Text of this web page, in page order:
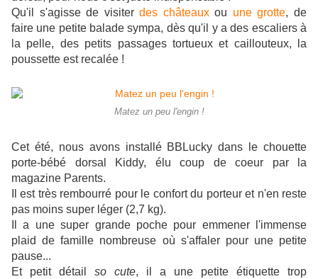
Qu'il s'agisse de visiterdes châteauxou une grotte, de
faire une petite balade sympa, dès qu'il y a des escaliers à
la pelle, des petits passages tortueux et caillouteux, la
poussette est recalée !
Matez un peu l'engin !
Cet été, nous avons installé BBLucky dans le chouette
porte-bébé dorsal Kiddy, élu coup de coeur par la
magazine Parents.
Il est très rembourré pour le confort du porteur et n'en reste
pas moins super léger (2,7 kg).
Il a une super grande poche pour emmener l'immense
plaid de famille nombreuse où s'affaler pour une petite
pause...
Et petit détail so cute, il a une petite étiquette trop